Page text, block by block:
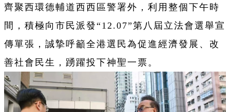
齊聚西環德輔道西西區警署外，利用整個下午時
間，積極向市民派發“12.07”第八屆立法會選舉宣
傳單張，誠摯呼籲全港選民為促進經濟發展、改
善社會民生，踴躍投下神聖一票。